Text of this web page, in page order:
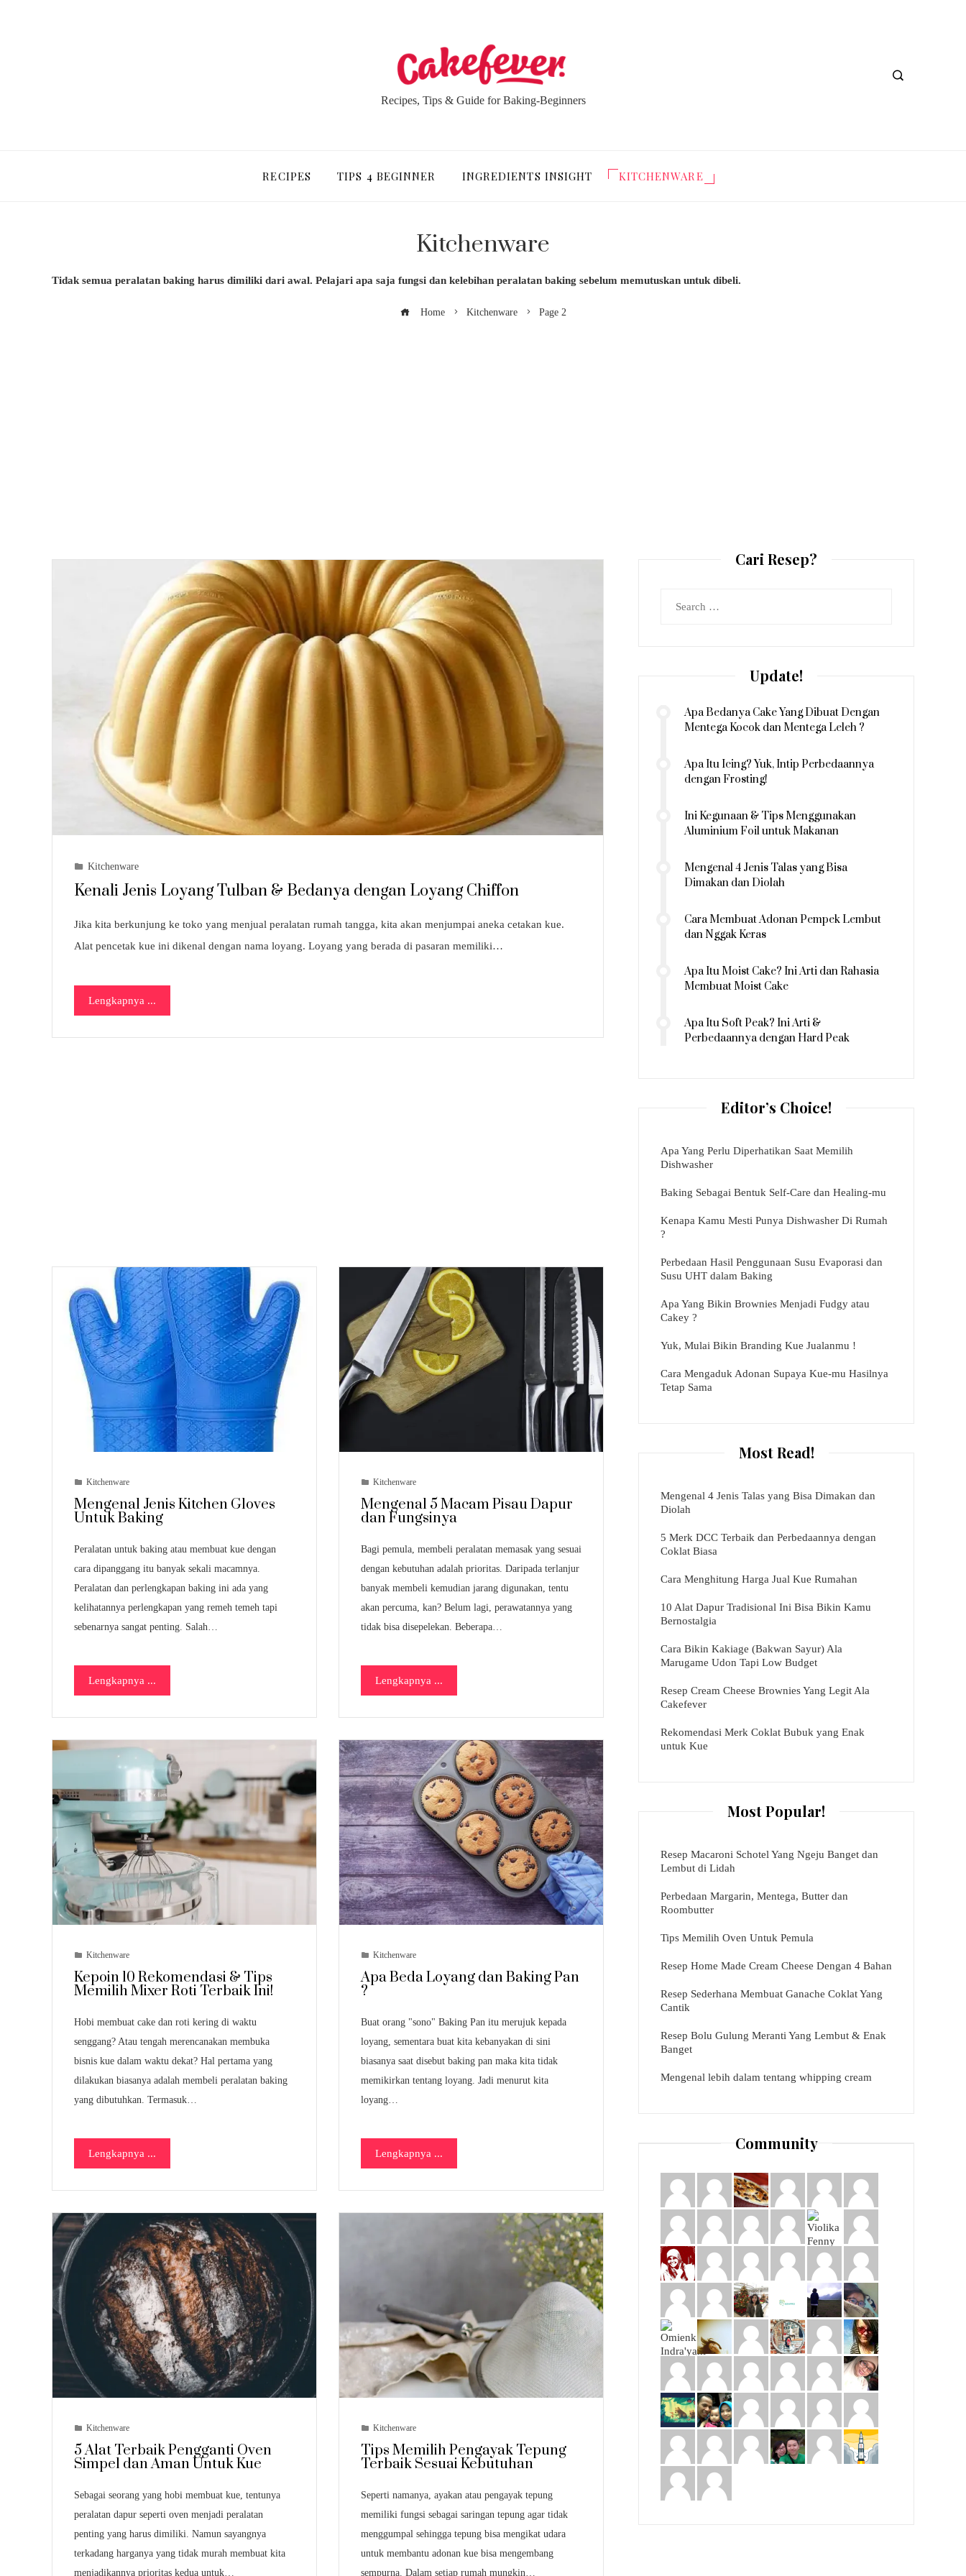
Recipes, Tips & Guide for Baking-Beginners
RECIPES TIPS 4 BEGINNER INGREDIENTS INSIGHT KITCHENWARE
Kitchenware
Tidak semua peralatan baking harus dimiliki dari awal. Pelajari apa saja fungsi dan kelebihan peralatan baking sebelum memutuskan untuk dibeli.
Home Kitchenware Page 2
Kitchenware
Kenali Jenis Loyang Tulban & Bedanya dengan Loyang Chiffon
Jika kita berkunjung ke toko yang menjual peralatan rumah tangga, kita akan menjumpai aneka cetakan kue.
Alat pencetak kue ini dikenal dengan nama loyang. Loyang yang berada di pasaran memiliki…
Lengkapnya ...
Kitchenware
Mengenal Jenis Kitchen Gloves
Untuk Baking
Peralatan untuk baking atau membuat kue dengan
cara dipanggang itu banyak sekali macamnya.
Peralatan dan perlengkapan baking ini ada yang
kelihatannya perlengkapan yang remeh temeh tapi
sebenarnya sangat penting. Salah…
Lengkapnya ...
Kitchenware
Mengenal 5 Macam Pisau Dapur
dan Fungsinya
Bagi pemula, membeli peralatan memasak yang sesuai
dengan kebutuhan adalah prioritas. Daripada terlanjur
banyak membeli kemudian jarang digunakan, tentu
akan percuma, kan? Belum lagi, perawatannya yang
tidak bisa disepelekan. Beberapa…
Lengkapnya ...
Kitchenware
Kepoin 10 Rekomendasi & Tips
Memilih Mixer Roti Terbaik Ini!
Hobi membuat cake dan roti kering di waktu
senggang? Atau tengah merencanakan membuka
bisnis kue dalam waktu dekat? Hal pertama yang
dilakukan biasanya adalah membeli peralatan baking
yang dibutuhkan. Termasuk…
Lengkapnya ...
Kitchenware
Apa Beda Loyang dan Baking Pan
?
Buat orang "sono" Baking Pan itu merujuk kepada
loyang, sementara buat kita kebanyakan di sini
biasanya saat disebut baking pan maka kita tidak
memikirkan tentang loyang. Jadi menurut kita
loyang…
Lengkapnya ...
Kitchenware
5 Alat Terbaik Pengganti Oven
Simpel dan Aman Untuk Kue
Sebagai seorang yang hobi membuat kue, tentunya
peralatan dapur seperti oven menjadi peralatan
penting yang harus dimiliki. Namun sayangnya
terkadang harganya yang tidak murah membuat kita
menjadikannya prioritas kedua untuk…
Kitchenware
Tips Memilih Pengayak Tepung
Terbaik Sesuai Kebutuhan
Seperti namanya, ayakan atau pengayak tepung
memiliki fungsi sebagai saringan tepung agar tidak
menggumpal sehingga tepung bisa mengikat udara
untuk membantu adonan kue bisa mengembang
sempurna. Dalam setiap rumah mungkin…
Cari Resep?
Update!
Apa Bedanya Cake Yang Dibuat Dengan
Mentega Kocok dan Mentega Leleh ?
Apa Itu Icing? Yuk, Intip Perbedaannya
dengan Frosting!
Ini Kegunaan & Tips Menggunakan
Aluminium Foil untuk Makanan
Mengenal 4 Jenis Talas yang Bisa
Dimakan dan Diolah
Cara Membuat Adonan Pempek Lembut
dan Nggak Keras
Apa Itu Moist Cake? Ini Arti dan Rahasia
Membuat Moist Cake
Apa Itu Soft Peak? Ini Arti &
Perbedaannya dengan Hard Peak
Editor’s Choice!
Apa Yang Perlu Diperhatikan Saat Memilih
Dishwasher
Baking Sebagai Bentuk Self-Care dan Healing-mu
Kenapa Kamu Mesti Punya Dishwasher Di Rumah
?
Perbedaan Hasil Penggunaan Susu Evaporasi dan
Susu UHT dalam Baking
Apa Yang Bikin Brownies Menjadi Fudgy atau
Cakey ?
Yuk, Mulai Bikin Branding Kue Jualanmu !
Cara Mengaduk Adonan Supaya Kue-mu Hasilnya
Tetap Sama
Most Read!
Mengenal 4 Jenis Talas yang Bisa Dimakan dan
Diolah
5 Merk DCC Terbaik dan Perbedaannya dengan
Coklat Biasa
Cara Menghitung Harga Jual Kue Rumahan
10 Alat Dapur Tradisional Ini Bisa Bikin Kamu
Bernostalgia
Cara Bikin Kakiage (Bakwan Sayur) Ala
Marugame Udon Tapi Low Budget
Resep Cream Cheese Brownies Yang Legit Ala
Cakefever
Rekomendasi Merk Coklat Bubuk yang Enak
untuk Kue
Most Popular!
Resep Macaroni Schotel Yang Ngeju Banget dan
Lembut di Lidah
Perbedaan Margarin, Mentega, Butter dan
Roombutter
Tips Memilih Oven Untuk Pemula
Resep Home Made Cream Cheese Dengan 4 Bahan
Resep Sederhana Membuat Ganache Coklat Yang
Cantik
Resep Bolu Gulung Meranti Yang Lembut & Enak
Banget
Mengenal lebih dalam tentang whipping cream
Community